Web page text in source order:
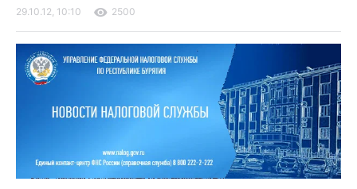
29.10.12, 10:10 2500